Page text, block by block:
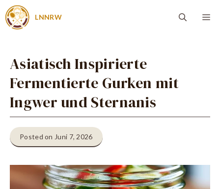
Zum
Inhalt
LNNRW
Asiatisch Inspirierte
Fermentierte Gurken mit
Ingwer und Sternanis
Posted on Juni 7, 2026